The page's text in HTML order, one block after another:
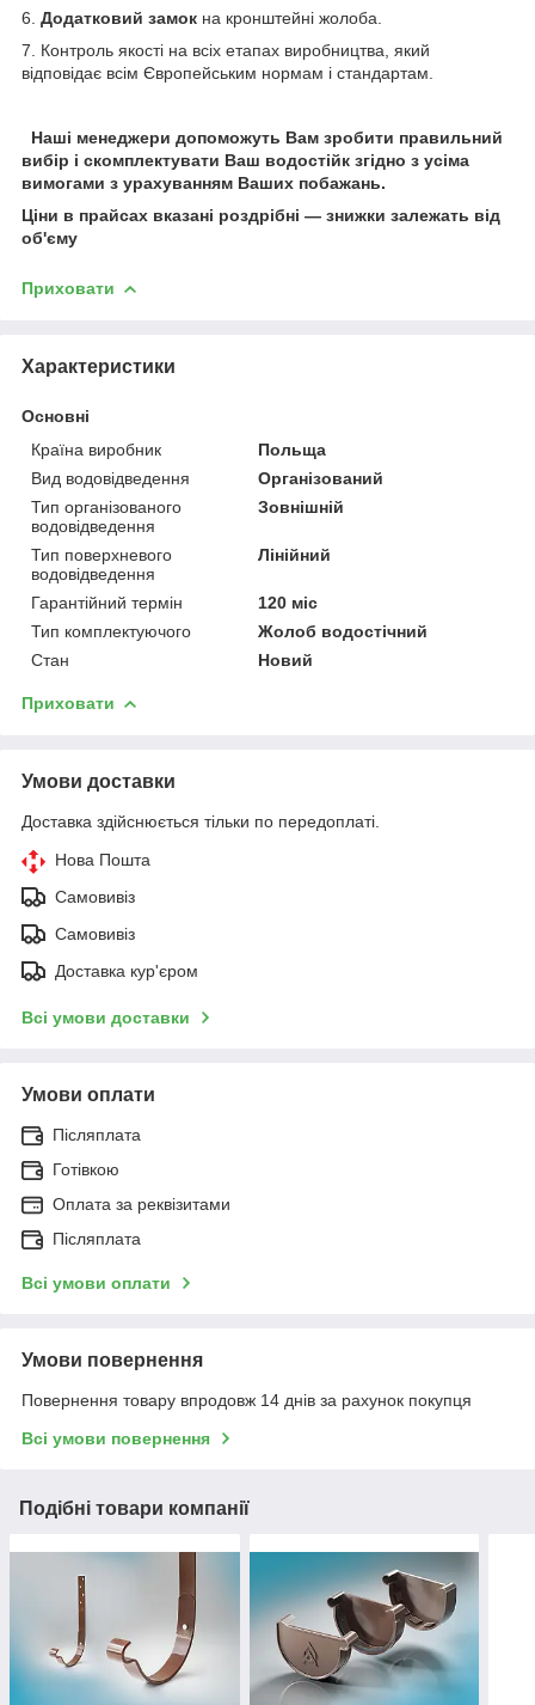
6. Додатковий замок на кронштейні жолоба.
7. Контроль якості на всіх етапах виробництва, який
відповідає всім Європейським нормам і стандартам.
Наші менеджери допоможуть Вам зробити правильний
вибір і скомплектувати Ваш водостійк згідно з усіма
вимогами з урахуванням Ваших побажань.
Ціни в прайсах вказані роздрібні — знижки залежать від
об'єму
Приховати
Характеристики
Основні
Країна виробник
Польща
Вид водовідведення
Організований
Тип організованого
водовідведення
Зовнішній
Тип поверхневого
водовідведення
Лінійний
Гарантійний термін
120 міс
Тип комплектуючого
Жолоб водостічний
Стан
Новий
Приховати
Умови доставки
Доставка здійснюється тільки по передоплаті.
Нова Пошта
Самовивіз
Самовивіз
Доставка кур'єром
Всі умови доставки
Умови оплати
Післяплата
Готівкою
Оплата за реквізитами
Післяплата
Всі умови оплати
Умови повернення
Повернення товару впродовж 14 днів за рахунок покупця
Всі умови повернення
Подібні товари компанії